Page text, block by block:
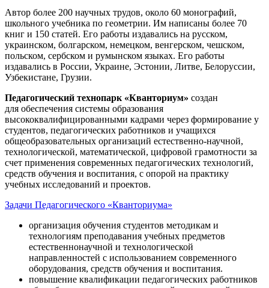
Автор более 200 научных трудов, около 60 монографий,
школьного учебника по геометрии. Им написаны более 70
книг и 150 статей. Его работы издавались на русском,
украинском, болгарском, немецком, венгерском, чешском,
польском, сербском и румынском языках. Его работы
издавались в России, Украине, Эстонии, Литве, Белоруссии,
Узбекистане, Грузии.
Педагогический технопарк «Кванториум» создан
для обеспечения системы образования
высококвалифицированными кадрами через формирование у
студентов, педагогических работников и учащихся
общеобразовательных организаций естественно-научной,
технологической, математической, цифровой грамотности за
счет применения современных педагогических технологий,
средств обучения и воспитания, с опорой на практику
учебных исследований и проектов.
Задачи Педагогического «Кванториума»
организация обучения студентов методикам и
технологиям преподавания учебных предметов
естественнонаучной и технологической
направленностей с использованием современного
оборудования, средств обучения и воспитания.
повышение квалификации педагогических работников